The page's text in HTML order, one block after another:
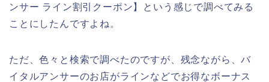
ンサー ライン割引クーポン】という感じで調べてみる
ことにしたんですよね。
ただ、色々と検索で調べたのですが、残念ながら、バ
イタルアンサーのお店がラインなどでお得なボーナス